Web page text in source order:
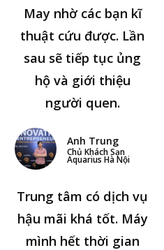
May nhờ các bạn kĩ
thuật cứu được. Lần
sau sẽ tiếp tục ủng
hộ và giới thiệu
người quen.
Anh Trung
Chủ Khách Sạn
Aquarius Hà Nội
Trung tâm có dịch vụ
hậu mãi khá tốt. Máy
mình hết thời gian